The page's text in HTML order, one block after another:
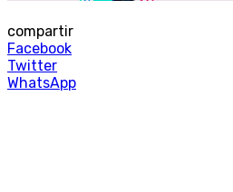
compartir
Facebook
Twitter
WhatsApp